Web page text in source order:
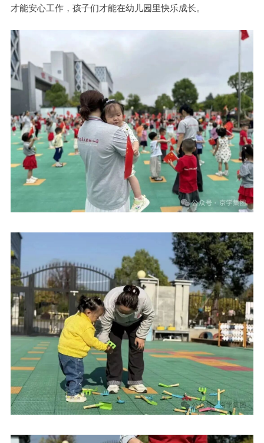
才能安心工作，孩子们才能在幼儿园里快乐成长。